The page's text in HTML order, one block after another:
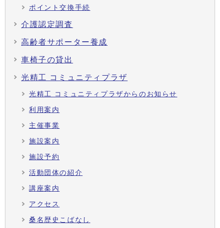
ポイント交換手続
介護認定調査
高齢者サポーター養成
車椅子の貸出
光精工 コミュニティプラザ
光精工 コミュニティプラザからのお知らせ
利用案内
主催事業
施設案内
施設予約
活動団体の紹介
講座案内
アクセス
桑名歴史こばなし